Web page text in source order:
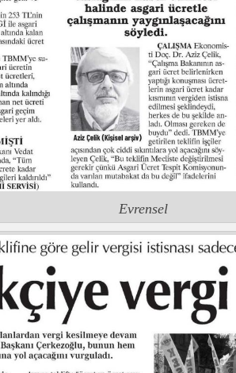
Evrensel